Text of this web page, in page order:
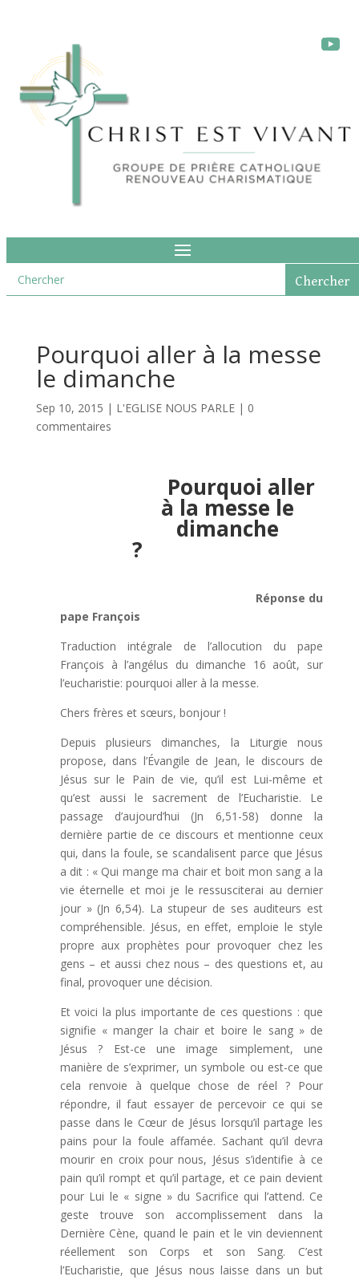
Pourquoi aller à la messe
le dimanche
Sep 10, 2015 | L'EGLISE NOUS PARLE| 0
commentaires
Pourquoi aller
à la messe le
dimanche
?
Réponse du
pape François
Traduction intégrale de l’allocution du pape
François à l’angélus du dimanche 16 août, sur
l’eucharistie: pourquoi aller à la messe.
Chers frères et sœurs, bonjour !
Depuis plusieurs dimanches, la Liturgie nous
propose, dans l’Évangile de Jean, le discours de
Jésus sur le Pain de vie, qu’il est Lui-même et
qu’est aussi le sacrement de l’Eucharistie. Le
passage d’aujourd’hui (Jn 6,51-58) donne la
dernière partie de ce discours et mentionne ceux
qui, dans la foule, se scandalisent parce que Jésus
a dit : « Qui mange ma chair et boit mon sang a la
vie éternelle et moi je le ressusciterai au dernier
jour » (Jn 6,54). La stupeur de ses auditeurs est
compréhensible. Jésus, en effet, emploie le style
propre aux prophètes pour provoquer chez les
gens – et aussi chez nous – des questions et, au
final, provoquer une décision.
Et voici la plus importante de ces questions : que
signifie « manger la chair et boire le sang » de
Jésus ? Est-ce une image simplement, une
manière de s’exprimer, un symbole ou est-ce que
cela renvoie à quelque chose de réel ? Pour
répondre, il faut essayer de percevoir ce qui se
passe dans le Cœur de Jésus lorsqu’il partage les
pains pour la foule affamée. Sachant qu’il devra
mourir en croix pour nous, Jésus s’identifie à ce
pain qu’il rompt et qu’il partage, et ce pain devient
pour Lui le « signe » du Sacrifice qui l’attend. Ce
geste trouve son accomplissement dans la
Dernière Cène, quand le pain et le vin deviennent
réellement son Corps et son Sang. C’est
l’Eucharistie, que Jésus nous laisse dans un but